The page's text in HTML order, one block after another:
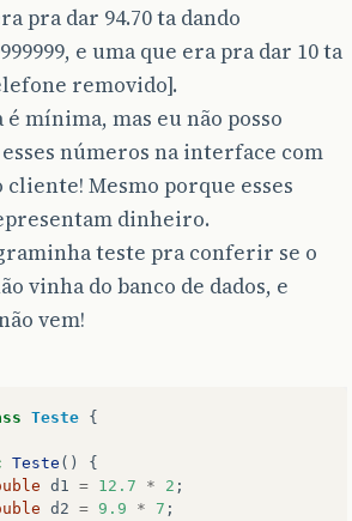
pra dar 94.70 ta dando
e uma que era pra dar 10 ta
removido].
mínima, mas eu não posso
números na interface com
Mesmo porque esses
dinheiro.
teste pra conferir se o
vinha do banco de dados, e
vem!
Teste {
Teste ()
{
d1 = 12.7 * 2 ;
d2 = 9.9 * 7 ;